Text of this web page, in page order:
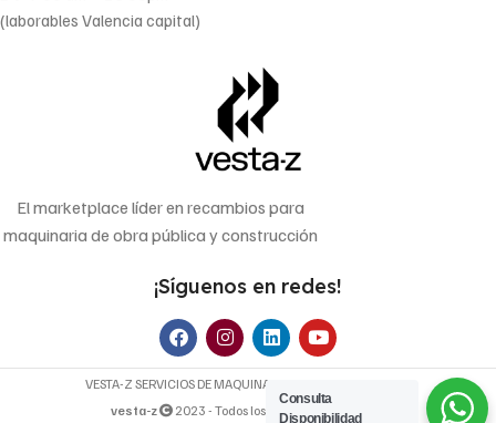
(laborables Valencia capital)
El marketplace líder en recambios para
maquinaria de obra pública y construcción
¡Síguenos en redes!
VESTA-Z SERVICIOS DE MAQUINARIA OP, S.L. | B-70640107
vesta-z
2023 - Todos los derechos reservados.
Consulta
Disponibilidad